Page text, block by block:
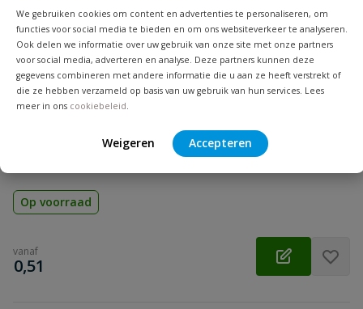
We gebruiken cookies om content en advertenties te personaliseren, om
functies voor social media te bieden en om ons websiteverkeer te analyseren.
Ook delen we informatie over uw gebruik van onze site met onze partners
voor social media, adverteren en analyse. Deze partners kunnen deze
gegevens combineren met andere informatie die u aan ze heeft verstrekt of
die ze hebben verzameld op basis van uw gebruik van hun services. Lees
meer in ons cookiebeleid
Weigeren Accepteren
Beoordeling
Aansluiting: klem | Diameter: 12 t/m 32 mm | Kleur: zwart
Op voorraad
vanaf
€
0,51